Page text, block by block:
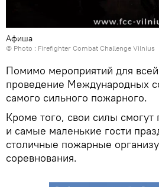
Афиша
© Photo : Firefighter Combat Challenge Vilnius
Помимо мероприятий для
проведение Международных
самого сильного пожарного.
Кроме того, свои силы смогут
и самые маленькие гости
столичные пожарные
соревнования.